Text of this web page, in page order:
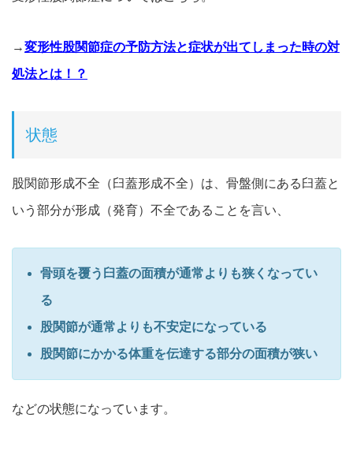
→変形性股関節症の予防方法と症状が出てしまった時の対
処法とは！？
状態
股関節形成不全（臼蓋形成不全）は、骨盤側にある臼蓋と
いう部分が形成（発育）不全であることを言い、
骨頭を覆う臼蓋の面積が通常よりも狭くなってい
る
股関節が通常よりも不安定になっている
股関節にかかる体重を伝達する部分の面積が狭い
などの状態になっています。